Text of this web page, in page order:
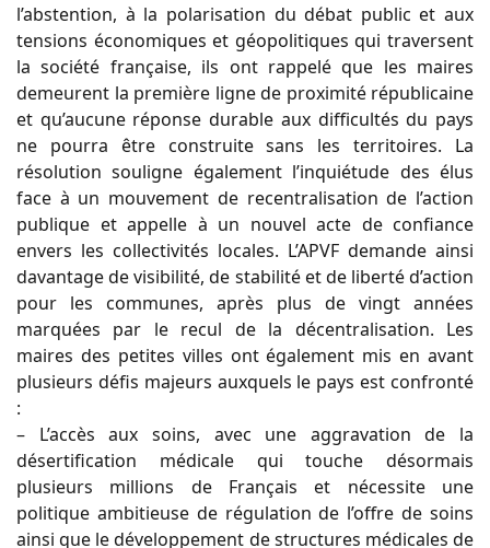
l’abstention, à la polarisation du débat public et aux
tensions économiques et géopolitiques qui traversent
la société française, ils ont rappelé que les maires
demeurent la première ligne de proximité républicaine
et qu’aucune réponse durable aux difficultés du pays
ne pourra être construite sans les territoires. La
résolution souligne également l’inquiétude des élus
face à un mouvement de recentralisation de l’action
publique et appelle à un nouvel acte de confiance
envers les collectivités locales. L’APVF demande ainsi
davantage de visibilité, de stabilité et de liberté d’action
pour les communes, après plus de vingt années
marquées par le recul de la décentralisation. Les
maires des petites villes ont également mis en avant
plusieurs défis majeurs auxquels le pays est confronté
:
– L’accès aux soins, avec une aggravation de la
désertification médicale qui touche désormais
plusieurs millions de Français et nécessite une
politique ambitieuse de régulation de l’offre de soins
ainsi que le développement de structures médicales de